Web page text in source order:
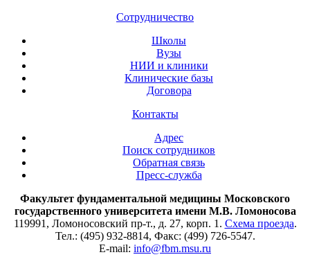
Сотрудничество
Школы
Вузы
НИИ и клиники
Клинические базы
Договора
Контакты
Адрес
Поиск сотрудников
Обратная связь
Пресс-служба
Факультет фундаментальной медицины Московского
государственного университета имени М.В. Ломоносова
119991, Ломоносовский пр-т., д. 27, корп. 1. Схема проезда.
Тел.: (495) 932-8814, Факс: (499) 726-5547.
E-mail: info@fbm.msu.ru